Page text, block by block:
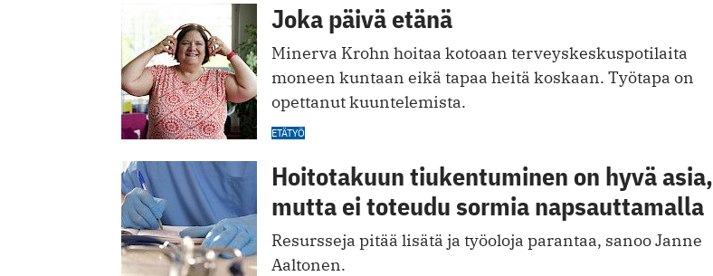
Joka päivä etänä
Minerva Krohn hoitaa kotoaan terveyskeskuspotilaita
moneen kuntaan eikä tapaa heitä koskaan. Työtapa on
opettanut kuuntelemista.
ETÄTYÖ
Hoitotakuun tiukentuminen on hyvä asia,
mutta ei toteudu sormia napsauttamalla
Resursseja pitää lisätä ja työoloja parantaa, sanoo Janne
Aaltonen.